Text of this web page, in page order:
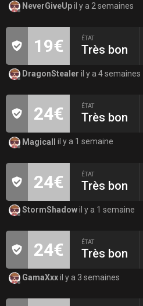
NeverGiveUpil y a 2 semaines
19€ ÉTAT
Très bon
DragonStealer il y a 4 semaines
24€ ÉTAT
Très bon
Magicall il y a 1 semaine
24€ ÉTAT
Très bon
StormShadowil y a 1 semaine
24€ ÉTAT
Très bon
GamaXxxil y a 3 semaines